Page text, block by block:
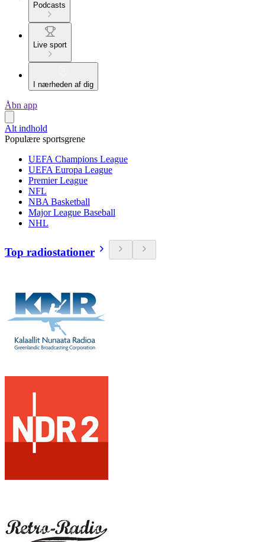
Podcasts
Live sport
I nærheden af dig
Åbn app
Alt indhold
Populære sportsgrene
UEFA Champions League
UEFA Europa League
Premier League
NFL
NBA Basketball
Major League Baseball
NHL
Top radiostationer